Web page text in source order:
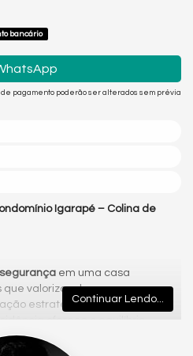
bancário
pagamento poderão ser alterados sem prévia
Igarapé – Colina de
em uma casa
valorizam lazer,
estratégica. Localizada no
oferece o equilíbrio
conveniência urbana.
Continuar Lendo...